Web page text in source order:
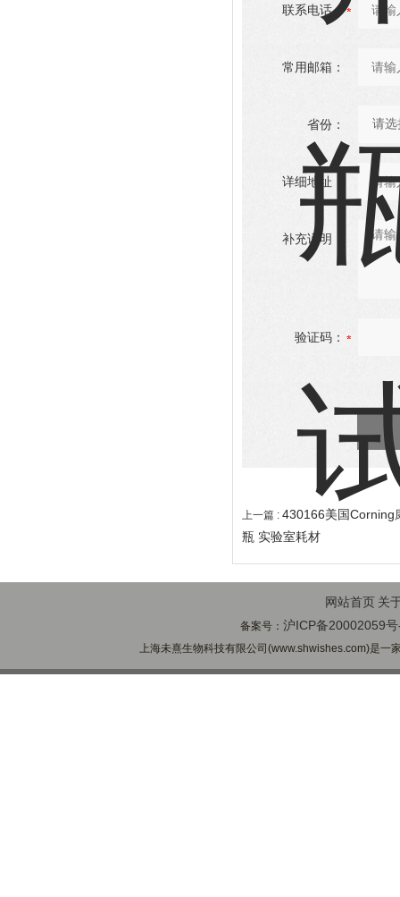
联系电话：
常用邮箱：
省份：
详细地址：
补充说明：
验证码：
上一篇 : 430166美国Corning
瓶 实验室耗材
网站首页 关
备案号：沪ICP备20002059
上海未熹生物科技有限公司(www.shwishes.com)是一